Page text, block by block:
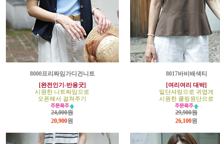
8000프리짜임가디건니트
[완전인기-반응굿]
시원한 니트짜임으로
오픈해서 걸쳐주기
24,000원
20,900원
8017바비배색티
[여리여리 대박]
밑단셔링으로 귀엽게
시원한 쿨링원단으로
29,900원
26,100원